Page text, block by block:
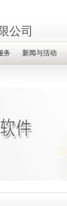
公司
务 新闻与活动